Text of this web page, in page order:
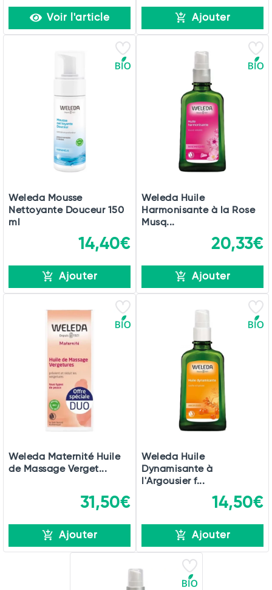
Voir l'article Ajouter
Weleda Mousse
Nettoyante Douceur 150
ml
14,40€
Ajouter
Weleda Huile
Harmonisante à la Rose
Musq...
20,33€
Ajouter
Weleda Maternité Huile
de Massage Verget...
31,50€
Ajouter
Weleda Huile
Dynamisante à
l'Argousier f...
14,50€
Ajouter